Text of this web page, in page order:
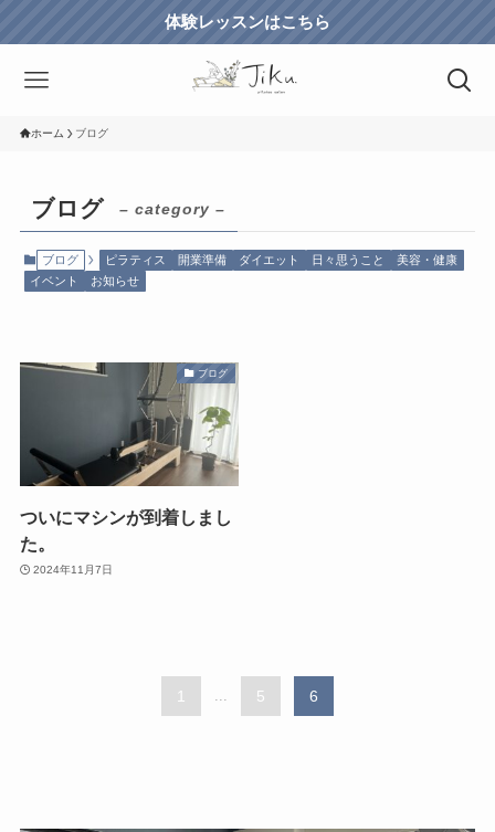
体験レッスンはこちら
ホーム ブログ
ブログ – category –
ブログ ピラティス 開業準備 ダイエット 日々思うこと
美容・健康
イベント
お知らせ
ブログ
ついにマシンが到着しまし
た。
2024年11月7日
1 5 6